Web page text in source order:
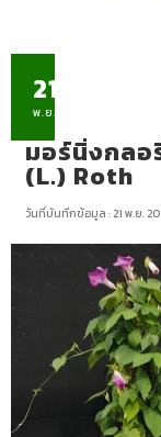
21
พ.ย.
มอร์นิ่งกล
(L.) Roth
วันที่บันทึกข้อมูล : 21 พ.ย.